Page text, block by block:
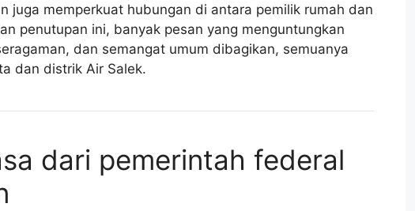
juga memperkuat hubungan di antara pemilik rumah dan
penutupan ini, banyak pesan yang menguntungkan
dan semangat umum dibagikan, semuanya
dan distrik Air Salek.
dari pemerintah federal